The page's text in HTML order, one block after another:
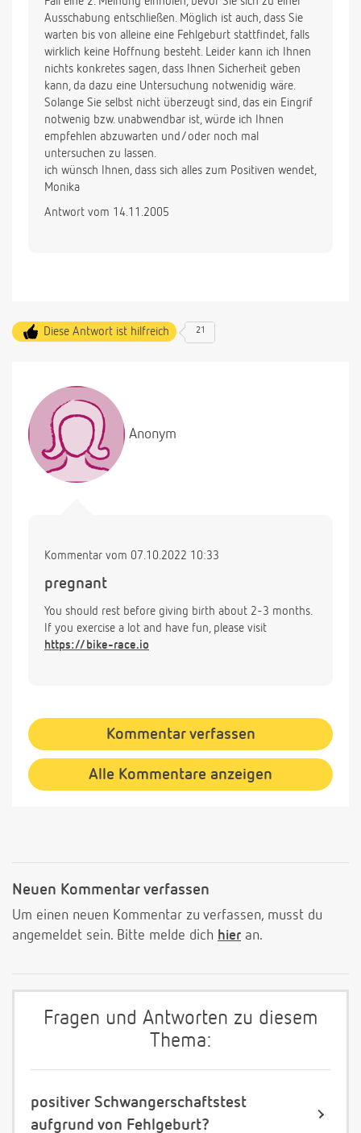
über den Zustand meiner Schwangerschaft
aufzuklären?
Was hätte in diesem Stadium der Schwangerschaft
zu erkennen sein müssen? Und kann sich ein
Embryo evt. auch verstecken?
Vielen Dank im Voraus und liebe Grüße,
Nadine.
Ausschabung entschließen. Möglich ist auch, dass Sie
warten bis von alleine eine Fehlgeburt stattfindet, falls
wirklich keine Hoffnung besteht. Leider kann ich Ihnen
nichts konkretes sagen, dass Ihnen Sicherheit geben
kann, da dazu eine Untersuchung notwenidig wäre.
Solange Sie selbst nicht überzeugt sind, das ein Eingrif
notwenig bzw. unabwendbar ist, würde ich Ihnen
empfehlen abzuwarten und/oder noch mal
untersuchen zu lassen.
ich wünsch Ihnen, dass sich alles zum Positiven wendet,
Monika
Antwort vom 14.11.2005
Diese Antwort ist hilfreich 21
Anonym
Kommentar vom 07.10.2022 10:33
pregnant
You should rest before giving birth about 2-3 months.
If you exercise a lot and have fun, please visit
https://bike-race.io
Kommentar verfassen
Alle Kommentare anzeigen
Neuen Kommentar verfassen
Um einen neuen Kommentar zu verfassen, musst du
angemeldet sein. Bitte melde dich hier an.
Fragen und Antworten zu diesem
Thema:
positiver Schwangerschaftstest
aufgrund von Fehlgeburt?